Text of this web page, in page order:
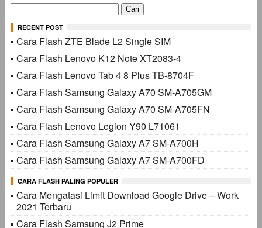
Cari
untuk:
RECENT POST
Cara Flash ZTE Blade L2 Single SIM
Cara Flash Lenovo K12 Note XT2083-4
Cara Flash Lenovo Tab 4 8 Plus TB-8704F
Cara Flash Samsung Galaxy A70 SM-A705GM
Cara Flash Samsung Galaxy A70 SM-A705FN
Cara Flash Lenovo Legion Y90 L71061
Cara Flash Samsung Galaxy A7 SM-A700H
Cara Flash Samsung Galaxy A7 SM-A700FD
CARA FLASH PALING POPULER
Cara Mengatasi Limit Download Google Drive – Work
2021 Terbaru
Cara Flash Samsung J2 Prime